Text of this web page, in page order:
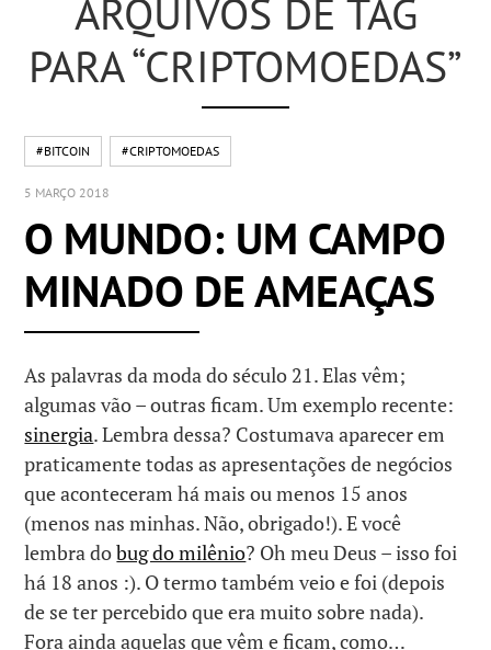
ARQUIVOS DE TAG
PARA “CRIPTOMOEDAS”
#BITCOIN #CRIPTOMOEDAS
5 MARÇO 2018
O MUNDO: UM CAMPO
MINADO DE AMEAÇAS
As palavras da moda do século 21. Elas vêm;
algumas vão – outras ficam. Um exemplo recente:
sinergia. Lembra dessa? Costumava aparecer em
praticamente todas as apresentações de negócios
que aconteceram há mais ou menos 15 anos
(menos nas minhas. Não, obrigado!). E você
lembra dobug do milênio? Oh meu Deus – isso foi
há 18 anos :). O termo também veio e foi (depois
de se ter percebido que era muito sobre nada).
Fora ainda aquelas que vêm e ficam, como…